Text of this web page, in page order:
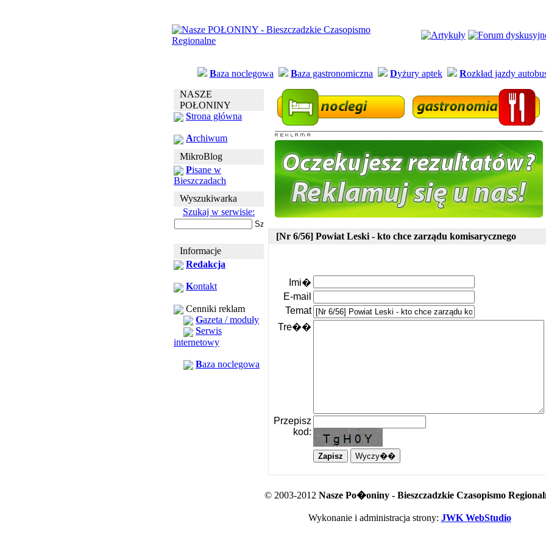
Baza noclegowa Baza gastronomiczna Dyżury aptek Rozkład jazdy
NASZE
POŁONINY
Strona główna
Archiwum
MikroBlog
Pisane w
Bieszczadach
Wyszukiwarka
Szukaj w serwisie:
Informacje
Redakcja
Kontakt
Cenniki reklam
Gazeta / moduły
Serwis
internetowy
Baza noclegowa
[Nr 6/56] Powiat Leski - kto chce zarządu komisarycznego
Imi�
E-mail
Temat
Tre��
Przepisz
kod:
© 2003-2012 Nasze Po�oniny - Bieszczadzkie Czasopismo
Wykonanie i administracja strony: JWK WebStudio